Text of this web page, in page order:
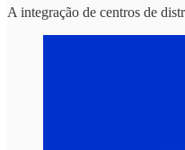
A integração de centros de